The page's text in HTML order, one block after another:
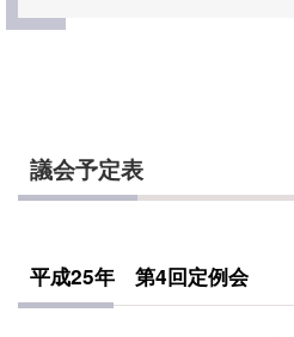
議会予定表
平成25年 第4回定例会